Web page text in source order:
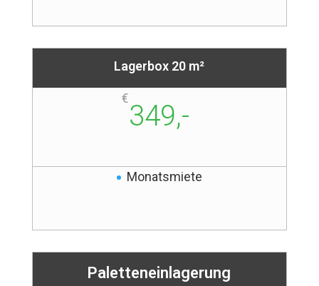
Lagerbox 20 m²
€
349,-
Monatsmiete
Paletteneinlagerung